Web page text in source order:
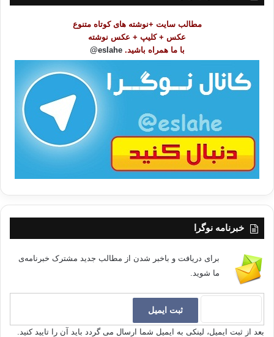
مطالب سایت +نوشته های کوتاه متنوع
عکس + کلیپ + عکس نوشته
با ما همراه باشید. eslahe@
خبرنامه نوگرا
برای دریافت و باخبر شدن از مطالب جدید مشترک خبرنامه‌ی
ما شوید.
بعد از ثبت ایمیل، لینکی به ایمیل شما ارسال می گردد باید آن را تایید کنید.